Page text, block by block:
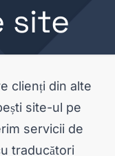
site
clienți din alte
site-ul pe
servicii de
traducători